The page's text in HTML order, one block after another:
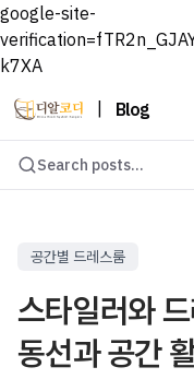
google-site-
k7XA
Blog
Search posts...
공간별 드레스룸
스타일러와
동선과 공간